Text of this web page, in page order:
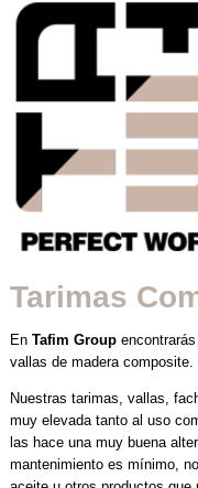
Tarimas
En Tafim Group
vallas de madera composite.
Nuestras tarimas, vallas,
muy elevada tanto al uso
las hace una muy buena
mantenimiento es mínimo,